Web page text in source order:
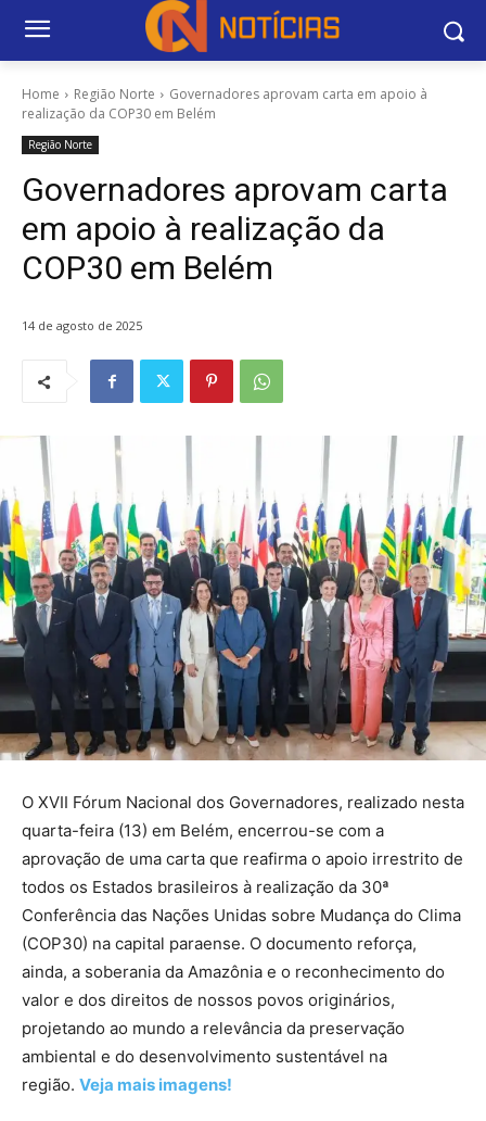
Home Região Norte
Governadores aprovam carta em apoio à
realização da COP30 em Belém
Região Norte
Governadores aprovam carta
em apoio à realização da
COP30 em Belém
14 de agosto de 2025
O XVII Fórum Nacional dos Governadores, realizado nesta
quarta-feira (13) em Belém, encerrou-se com a
aprovação de uma carta que reafirma o apoio irrestrito de
todos os Estados brasileiros à realização da 30ª
Conferência das Nações Unidas sobre Mudança do Clima
(COP30) na capital paraense. O documento reforça,
ainda, a soberania da Amazônia e o reconhecimento do
valor e dos direitos de nossos povos originários,
projetando ao mundo a relevância da preservação
ambiental e do desenvolvimento sustentável na
região. Veja mais imagens!